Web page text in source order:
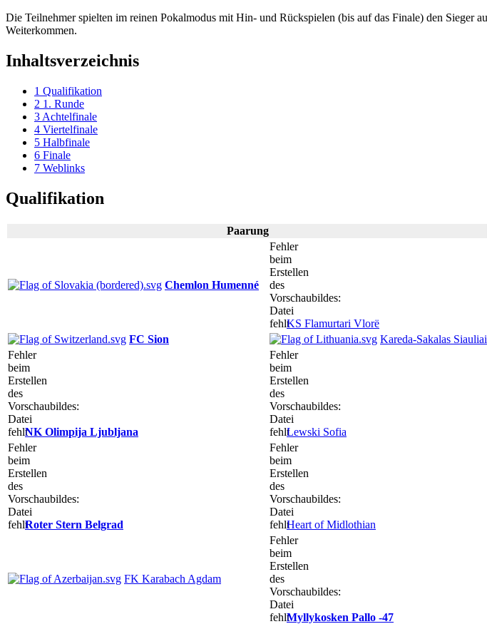
Die Teilnehmer spielten im reinen Pokalmodus mit Hin- und Rückspielen (bis auf das Finale) den Sieger
Weiterkommen.
Inhaltsverzeichnis
1 Qualifikation
2 1. Runde
3 Achtelfinale
4 Viertelfinale
5 Halbfinale
6 Finale
7 Weblinks
Qualifikation
Paarung
Chemlon Humenné
Fehler
beim
Erstellen
des
Vorschaubildes:
Datei
fehltKS Flamurtari Vlorë
FC Sion Kareda-Sakalas Siauliai
Fehler
beim
Erstellen
des
Vorschaubildes:
Datei
fehltNK Olimpija Ljubljana
Fehler
beim
Erstellen
des
Vorschaubildes:
Datei
fehltLewski Sofia
Fehler
beim
Erstellen
des
Vorschaubildes:
Datei
fehltRoter Stern Belgrad
Fehler
beim
Erstellen
des
Vorschaubildes:
Datei
fehltHeart of Midlothian
FK Karabach Agdam
Fehler
beim
Erstellen
des
Vorschaubildes:
Datei
fehltMyllykosken Pallo -47